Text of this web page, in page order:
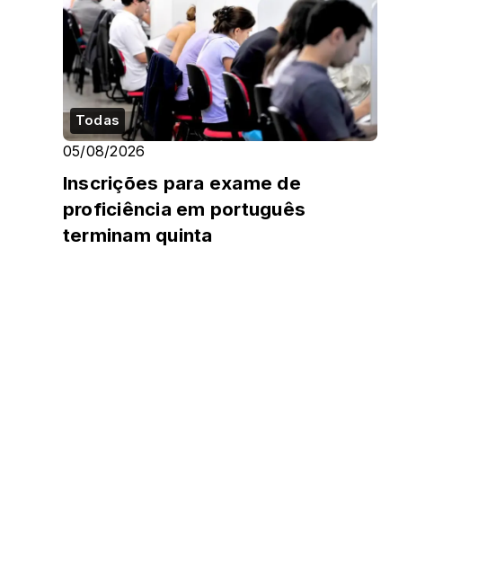
Todas
05/08/2026
Inscrições para exame de
proficiência em português
terminam quinta